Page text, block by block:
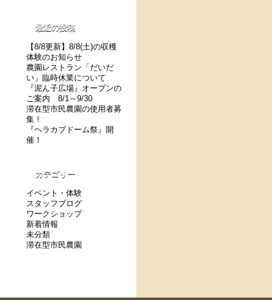
最近の投稿
【8/8更新】8/8(土)の収穫
体験のお知らせ
農園レストラン「だいだ
い」臨時休業について
『泥ん子広場』オープンの
ご案内 8/1～9/30
滞在型市民農園の使用者募
集！
『ヘラカブドーム祭』開
催！
カテゴリー
イベント・体験
スタッフブログ
ワークショップ
新着情報
未分類
滞在型市民農園